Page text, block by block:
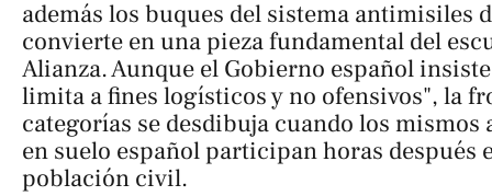
además los buques del sistema antimisiles
convierte en una pieza fundamental del
Alianza. Aunque el Gobierno español
limita a fines logísticos y no ofensivos", la
categorías se desdibuja cuando los mismos
en suelo español participan horas después
población civil.